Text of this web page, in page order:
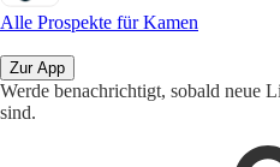
Alle Prospekte für Kamen
Zur App
Werde benachrichtigt, sobald neue
sind.